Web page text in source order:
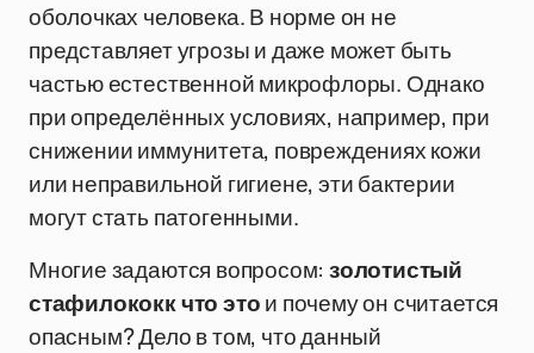
оболочках человека. В норме он не
представляет угрозы и даже может быть
частью естественной микрофлоры. Однако
при определённых условиях, например, при
снижении иммунитета, повреждениях кожи
или неправильной гигиене, эти бактерии
могут стать патогенными.
Многие задаются вопросом:золотистый
стафилококк что этои почему он считается
опасным? Дело в том, что данный